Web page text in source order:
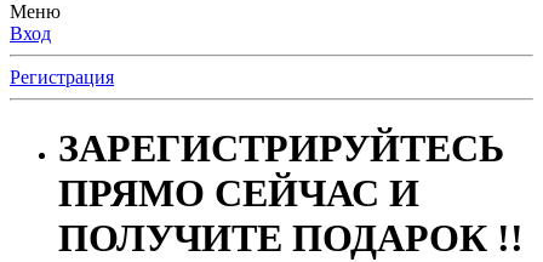
Меню
Вход
Регистрация
ЗАРЕГИСТРИРУЙТЕСЬ
ПРЯМО СЕЙЧАС И
ПОЛУЧИТЕ ПОДАРОК !!